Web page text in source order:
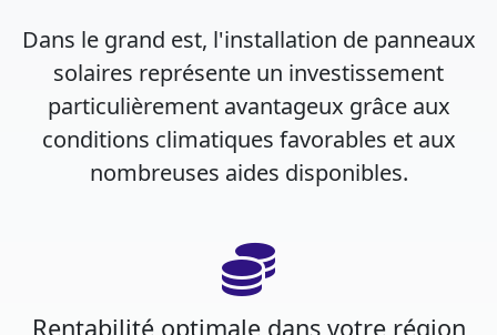
Dans le grand est, l'installation de panneaux
solaires représente un investissement
particulièrement avantageux grâce aux
conditions climatiques favorables et aux
nombreuses aides disponibles.
Rentabilité optimale dans votre région